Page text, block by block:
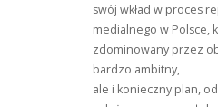
swój wkład w proces
medialnego w Polsce,
zdominowany przez
bardzo ambitny,
ale i konieczny plan,